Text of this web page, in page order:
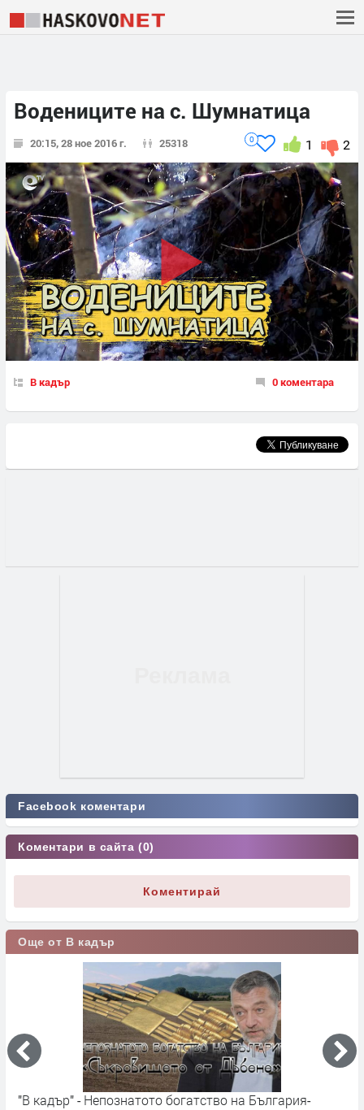
Водениците на с. Шумнатица
20:15, 28 ное 2016 г. 25318 2
1
0
В кадър 0 коментара
Facebook коментари
Коментари в сайта (0)
Коментирай
Още от В кадър
"В кадър" - Непознатото богатство на България-